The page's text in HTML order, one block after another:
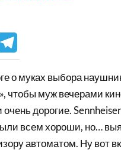
о муках выбора
чтобы муж вечерами
очень дорогие.
всем хороши, но…
автоматом. Ну вот